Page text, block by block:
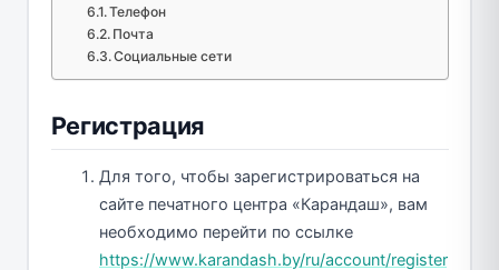
Телефон
Почта
Социальные сети
Регистрация
Для того, чтобы зарегистрироваться на
сайте печатного центра «Карандаш», вам
необходимо перейти по ссылке
https://www.karandash.by/ru/account/register